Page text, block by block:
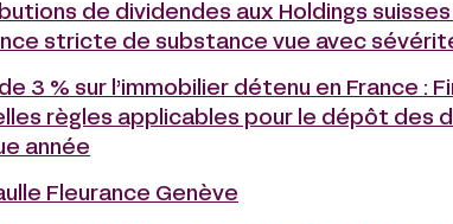
de dividendes aux Holdings
stricte de substance vue avec
3 % sur l’immobilier détenu en France :
règles applicables pour le dépôt des
année
Fleurance Genève